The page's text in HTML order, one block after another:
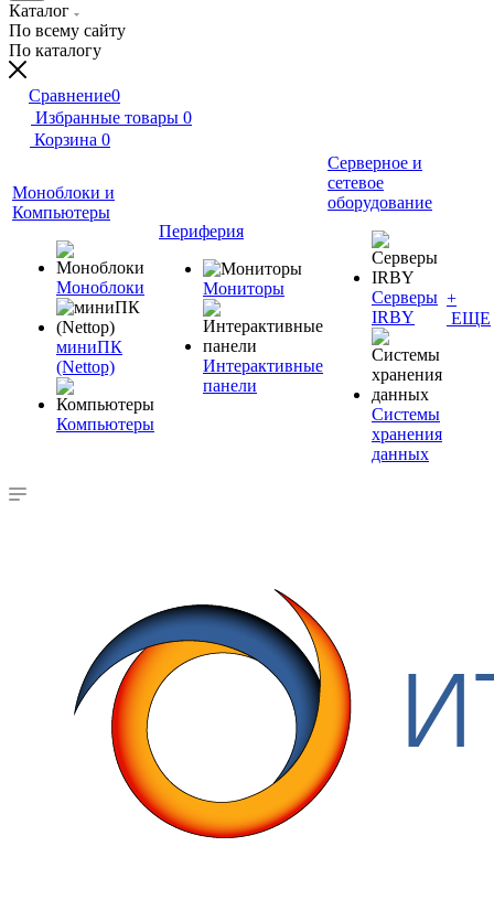
Каталог
По всему сайту
По каталогу
Сравнение0
Избранные товары 0
Корзина 0
Моноблоки и
Компьютеры
Моноблоки
миниПК
(Nettop)
Компьютеры
Периферия
Мониторы
Интерактивные
панели
Серверное и
сетевое
оборудование
Серверы
IRBY
Системы
хранения
данных
+
ЕЩЕ